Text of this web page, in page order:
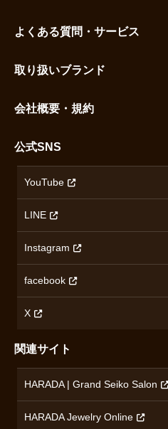
お気に入りを見る
よくある質問・サービス
ご利用ガイド
配送・送料について
ハラダの保証とアフターサービス
取り扱いブランド
セイコー
カシオ
オリエントスター
ロンジン
チューダー
ブランド一覧を見る
会社概要・規約
沿革
プライバシーポリシー
無断転載・商用利用について
コンテンツ制作ポリシーおよび
公式SNS
YouTube
LINE
Instagram
facebook
X
関連サイト
HARADA | Grand Seiko Salon
HARADA Jewelry Online